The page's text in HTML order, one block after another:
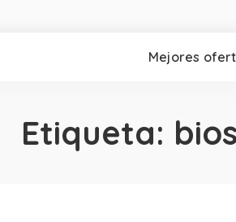
Mejores
Etiqueta: bios